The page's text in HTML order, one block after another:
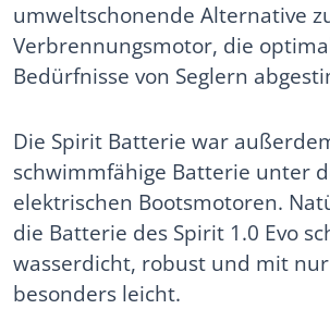
umweltschonende Alternative
Verbrennungsmotor, die
Bedürfnisse von Seglern
Die Spirit Batterie war
schwimmfähige Batterie unter
elektrischen Bootsmotoren.
die Batterie des Spirit 1.0 Evo
wasserdicht, robust und mit
besonders leicht.